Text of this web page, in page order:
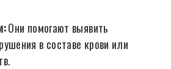
Они помогают выявить
в составе крови или